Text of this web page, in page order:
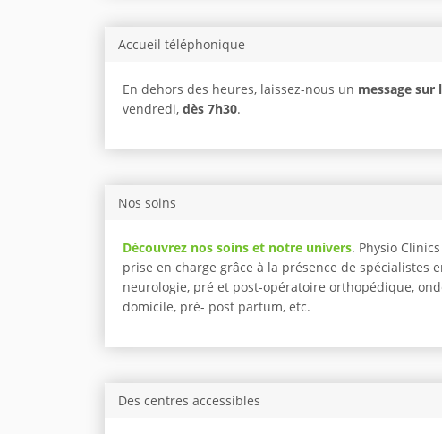
Accueil téléphonique
En dehors des heures, laissez-nous un message sur
vendredi, dès 7h30.
Nos soins
Découvrez nos soins et notre univers. Physio
prise en charge grâce à la présence de
neurologie, pré et post-opératoire orthopédique,
domicile, pré- post partum, etc.
Des centres accessibles